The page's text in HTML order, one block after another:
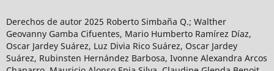
Derechos de autor 2025 Roberto Simbaña Q.; Walther
Geovanny Gamba Cifuentes, Mario Humberto Ramírez Díaz,
Oscar Jardey Suárez, Luz Divia Rico Suárez, Oscar Jardey
Suárez, Rubinsten Hernández Barbosa, Ivonne Alexandra Arcos